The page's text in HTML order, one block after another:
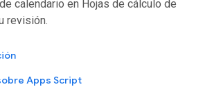
calendario en Hojas de cálculo de
revisión.
Apps Script